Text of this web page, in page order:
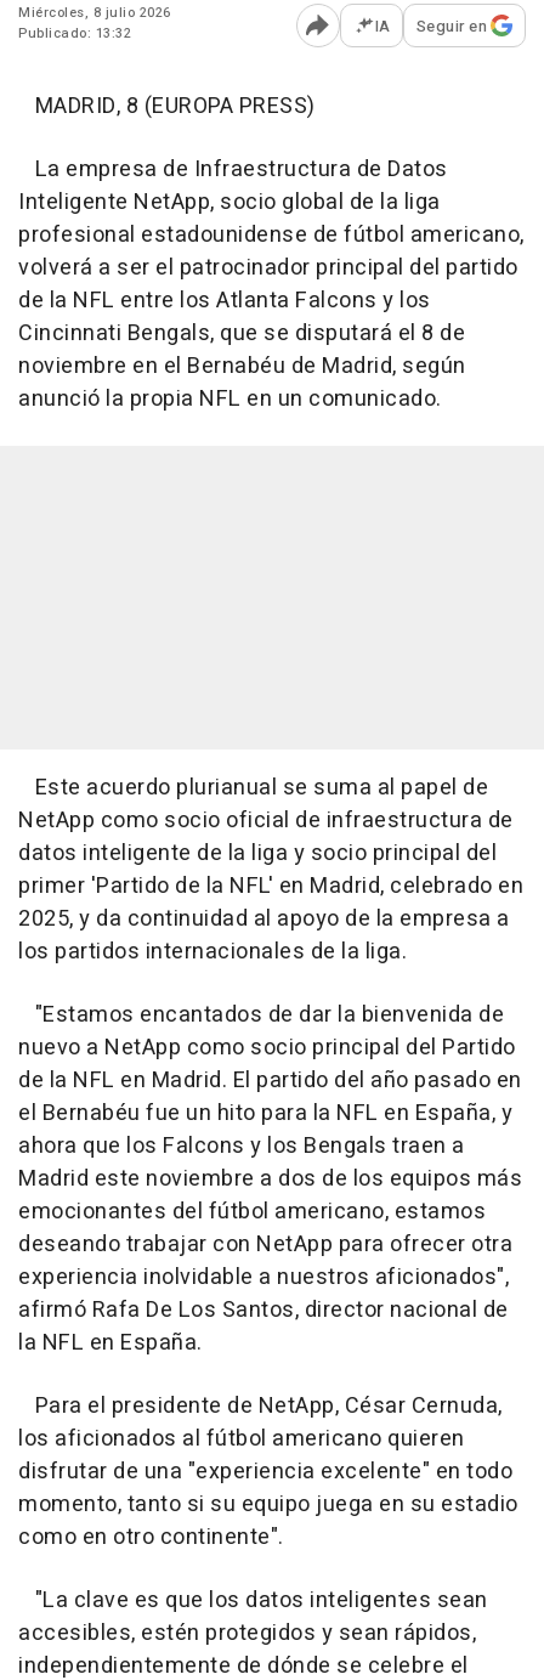
Miércoles, 8 julio 2026
Publicado: 13:32
Abrir opciones para
IA Seguir en
MADRID, 8 (EUROPA PRESS)
La empresa de Infraestructura de Datos
Inteligente NetApp, socio global de la liga
profesional estadounidense de fútbol americano,
volverá a ser el patrocinador principal del partido
de la NFL entre los Atlanta Falcons y los
Cincinnati Bengals, que se disputará el 8 de
noviembre en el Bernabéu de Madrid, según
anunció la propia NFL en un comunicado.
Este acuerdo plurianual se suma al papel de
NetApp como socio oficial de infraestructura de
datos inteligente de la liga y socio principal del
primer 'Partido de la NFL' en Madrid, celebrado en
2025, y da continuidad al apoyo de la empresa a
los partidos internacionales de la liga.
"Estamos encantados de dar la bienvenida de
nuevo a NetApp como socio principal del Partido
de la NFL en Madrid. El partido del año pasado en
el Bernabéu fue un hito para la NFL en España, y
ahora que los Falcons y los Bengals traen a
Madrid este noviembre a dos de los equipos más
emocionantes del fútbol americano, estamos
deseando trabajar con NetApp para ofrecer otra
experiencia inolvidable a nuestros aficionados",
afirmó Rafa De Los Santos, director nacional de
la NFL en España.
Para el presidente de NetApp, César Cernuda,
los aficionados al fútbol americano quieren
disfrutar de una "experiencia excelente" en todo
momento, tanto si su equipo juega en su estadio
como en otro continente".
"La clave es que los datos inteligentes sean
accesibles, estén protegidos y sean rápidos,
independientemente de dónde se celebre el